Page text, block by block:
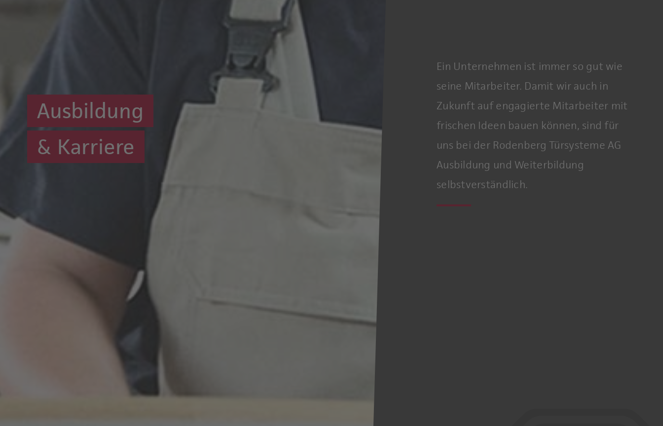
Ausbildung
& Karriere
Ein Unternehmen ist immer so gut wie
seine Mitarbeiter. Damit wir auch in
Zukunft auf engagierte Mitarbeiter mit
frischen Ideen bauen können, sind für
uns bei der Rodenberg Türsysteme AG
Ausbildung und Weiterbildung
selbstverständlich.